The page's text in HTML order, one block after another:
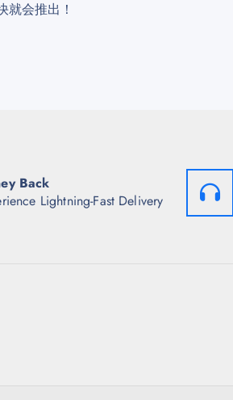
会推出！
Back
Lightning-Fast Delivery